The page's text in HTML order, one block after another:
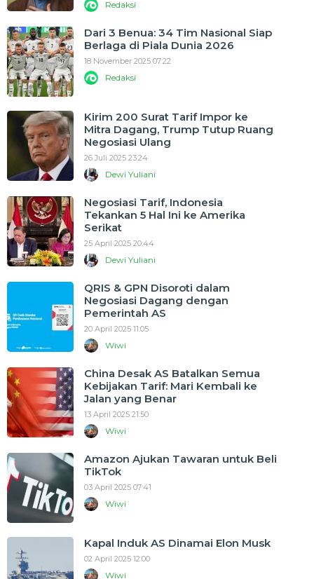
Redaksi
Dari 3 Benua: 34 Tim Nasional Siap
Berlaga di Piala Dunia 2026
18 November 2025 07:22
Redaksi
Kirim 200 Surat Tarif Impor ke
Mitra Dagang, Trump Tutup Ruang
Negosiasi Ulang
26 Juli 2025 23:24
Dewi Yuliani
Negosiasi Tarif, Indonesia
Tekankan 5 Hal Ini ke Amerika
Serikat
25 April 2025 20:44
Dewi Yuliani
QRIS & GPN Disoroti dalam
Negosiasi Dagang dengan
Pemerintah AS
20 April 2025 11:05
Wiwi
China Desak AS Batalkan Semua
Kebijakan Tarif: Mari Kembali ke
Jalan yang Benar
13 April 2025 21:50
Wiwi
Amazon Ajukan Tawaran untuk Beli
TikTok
03 April 2025 07:41
Wiwi
Kapal Induk AS Dinamai Elon Musk
02 April 2025 12:00
Wiwi